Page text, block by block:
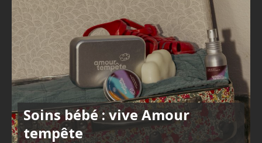
Soins bébé : vive Amour
tempête